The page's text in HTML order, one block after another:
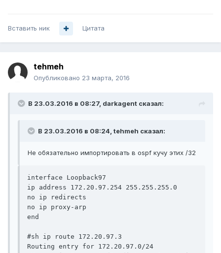
Вставить ник Цитата
tehmeh
Опубликовано 23 марта, 2016
В 23.03.2016 в 08:27, darkagent сказал:
В 23.03.2016 в 08:24, tehmeh сказал:
Не обязательно импортировать в ospf кучу этих /32
interface Loopback97
ip address 172.20.97.254 255.255.255.0
no ip redirects
no ip proxy-arp
end
#sh ip route 172.20.97.3
Routing entry for 172.20.97.0/24